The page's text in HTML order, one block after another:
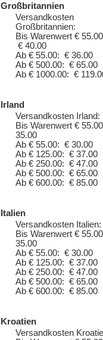
Großbritannien
Versandkosten
Großbritannien:
Bis Warenwert €
€ 40.00
Ab € 55.00: € 36.00
Ab € 500.00: € 65.00
Ab € 1000.00: €
Irland
Versandkosten Irland:
Bis Warenwert €
35.00
Ab € 55.00: € 30.00
Ab € 125.00: € 37.00
Ab € 250.00: € 47.00
Ab € 500.00: € 65.00
Ab € 600.00: € 85.00
Italien
Versandkosten Italien:
Bis Warenwert €
35.00
Ab € 55.00: € 30.00
Ab € 125.00: € 37.00
Ab € 250.00: € 47.00
Ab € 500.00: € 65.00
Ab € 600.00: € 85.00
Kroatien
Versandkosten